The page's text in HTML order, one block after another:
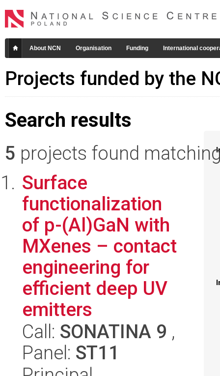
About NCN Organisation Funding International
Projects funded by the
Search results
5 projects found
Surface
functionalization
of p-(Al)GaN with
MXenes – contact
engineering for
efficient deep UV
emitters
Call: SONATINA 9 ,
Panel: ST11